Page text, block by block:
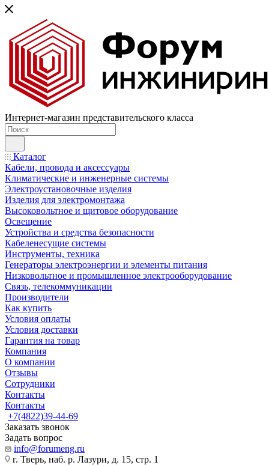
Интернет-магазин представительского класса
Каталог
Кабели, провода и аксессуары
Климатические и инженерные системы
Электроустановочные изделия
Изделия для электромонтажа
Высоковольтное и щитовое оборудование
Освещение
Устройства и средства безопасности
Кабеленесущие системы
Инструменты, техника
Генераторы электроэнергии и элементы питания
Низковольтное и промышленное электрооборудование
Связь, телекоммуникации
Производители
Как купить
Условия оплаты
Условия доставки
Гарантия на товар
Компания
О компании
Отзывы
Сотрудники
Контакты
Контакты
+7(4822)39-44-69
Заказать звонок
Задать вопрос
info@forumeng.ru
г. Тверь, наб. р. Лазури, д. 15, стр. 1